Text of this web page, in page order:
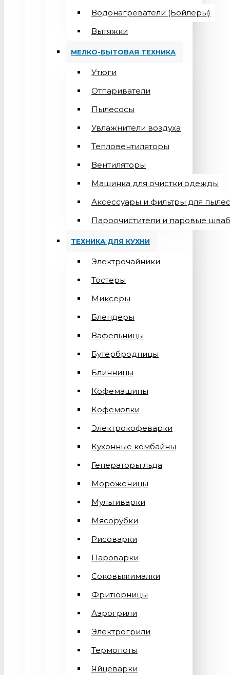
Водонагреватели (Бойлеры)
Вытяжки
МЕЛКО-БЫТОВАЯ ТЕХНИКА
Утюги
Отпариватели
Пылесосы
Увлажнители воздуха
Тепловентиляторы
Вентиляторы
Машинка для очистки одежды
Аксессуары и фильтры для
Пароочистители и паровые
ТЕХНИКА ДЛЯ КУХНИ
Электрочайники
Тостеры
Миксеры
Блендеры
Вафельницы
Бутербродницы
Блинницы
Кофемашины
Кофемолки
Электрокофеварки
Кухонные комбайны
Генераторы льда
Мороженицы
Мультиварки
Мясорубки
Рисоварки
Пароварки
Соковыжималки
Фритюрницы
Аэрогрили
Электрогрили
Термопоты
Яйцеварки